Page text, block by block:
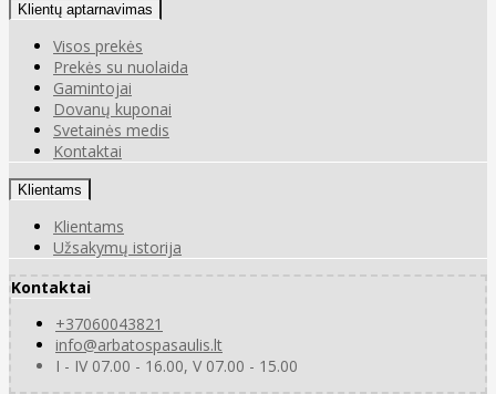
Klientų aptarnavimas
Visos prekės
Prekės su nuolaida
Gamintojai
Dovanų kuponai
Svetainės medis
Kontaktai
Klientams
Klientams
Užsakymų istorija
Kontaktai
+37060043821
info@arbatospasaulis.lt
I - IV 07.00 - 16.00, V 07.00 - 15.00